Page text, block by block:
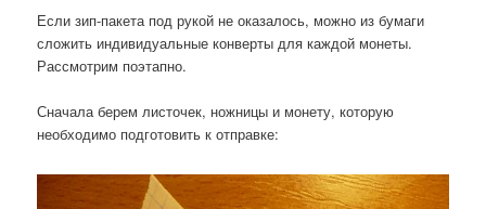
Если зип-пакета под рукой не оказалось, можно из бумаги
сложить индивидуальные конверты для каждой монеты.
Рассмотрим поэтапно.
Сначала берем листочек, ножницы и монету, которую
необходимо подготовить к отправке: